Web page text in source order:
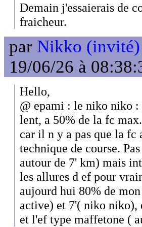
Demain j'essaierais de
fraicheur.
par Nikko (invité)
19/06/26 à
Hello,
@ epami : le niko niko :
lent, a 50% de la fc
car il n y a pas que la fc
technique de course.
autour de 7' km) mais
les allures d ef pour
aujourd hui 80% de
active) et 7'( niko niko),
et l'ef type maffetone (